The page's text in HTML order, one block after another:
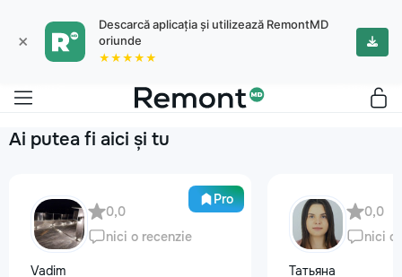
×
Descarcă aplicația și utilizează RemontMD
oriunde
★★★★★
Ai putea fi aici și tu
Pro
0,0
nici o recenzie
Vadim
0,0
nici o
Татьяна